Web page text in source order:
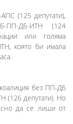
(125 депутати),
ПП-ДБ-ИТН (124
или голяма
която би имала
без ПП-ДБ
(126 депутати). Но
да се лиши от